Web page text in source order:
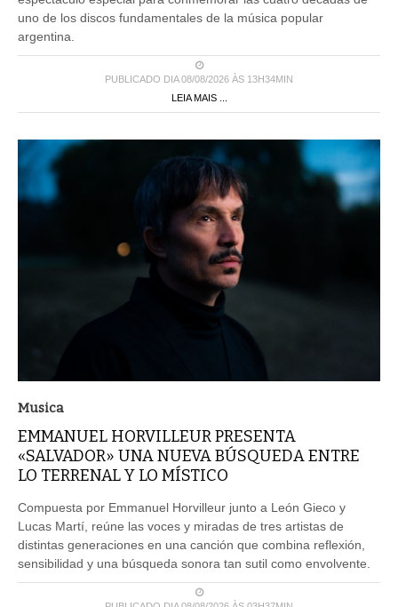
uno de los discos fundamentales de la música popular
argentina.
PUBLICADO DIA 08/08/2026 ÀS 13H34MIN
LEIA MAIS ...
Musica
EMMANUEL HORVILLEUR PRESENTA
«SALVADOR» UNA NUEVA BÚSQUEDA ENTRE
LO TERRENAL Y LO MÍSTICO
Compuesta por Emmanuel Horvilleur junto a León Gieco y
Lucas Martí, reúne las voces y miradas de tres artistas de
distintas generaciones en una canción que combina reflexión,
sensibilidad y una búsqueda sonora tan sutil como envolvente.